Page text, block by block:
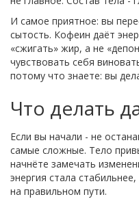
И самое приятное: вы
сытость. Кофеин даёт
«сжигать» жир, а не
чувствовать себя
потому что знаете: вы
Что делать
Если вы начали - не
самые сложные. Тело
начнёте замечать
энергия стала
на правильном пути.